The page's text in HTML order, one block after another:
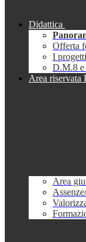
Didattica
Offerta
I
D.M.8 e
Area riservata
Area